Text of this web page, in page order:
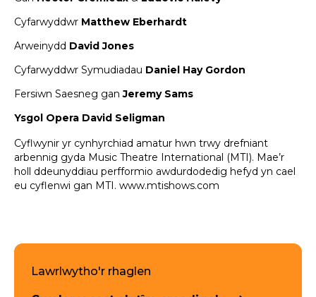
Cyfarwyddwr Matthew Eberhardt
Arweinydd David Jones
Cyfarwyddwr Symudiadau Daniel Hay Gordon
Fersiwn Saesneg ganJeremy Sams
Ysgol Opera David Seligman
Cyflwynir yr cynhyrchiad amatur hwn trwy drefniant
arbennig gyda Music Theatre International (MTI). Mae’r
holl ddeunyddiau perfformio awdurdodedig hefyd yn cael
eu cyflenwi gan MTI. www.mtishows.com
Lawrlwytho'r rhaglen